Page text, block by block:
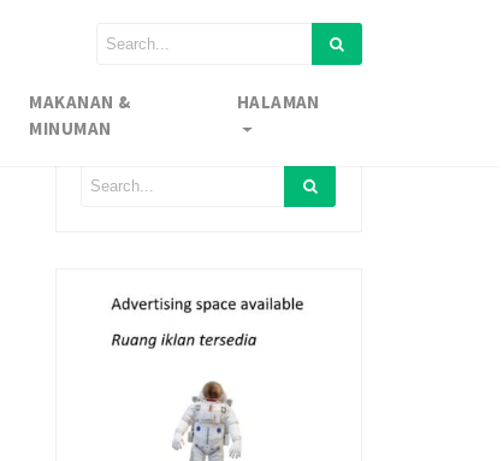
MAKANAN &
MINUMAN
HALAMAN